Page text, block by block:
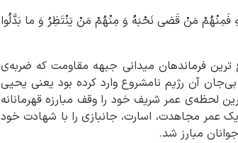
فَمِنْهُمْ مَنْ قَضی‏ نَحْبَهُ وَ مِنْهُمْ مَنْ یَنْتَظِرُ وَ ما بَدَّلُوا
فرماندهان میدانی جبهه مقاومت که ضربه‌ی
بی‌جان آن رژیم نامشروع وارد کرده بود یعنی یحیی
لحظه‌ی عمر شریف خود را وقف مبارزه قهرمانانه
عمر مجاهدت، اسارت، جانبازی را با شهادت خود
مبارز شد.